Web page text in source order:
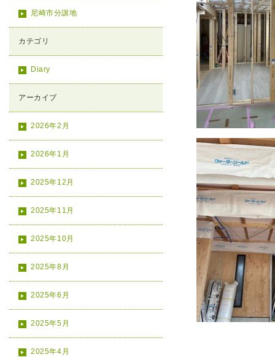
尼崎市分譲地
カテゴリ
Diary
アーカイブ
2026年2月
2026年1月
2025年12月
2025年11月
2025年10月
2025年8月
2025年6月
2025年5月
2025年4月